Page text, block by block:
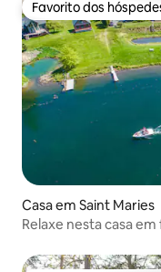
Favorito dos
Favorito dos
Casa em Saint Maries
Relaxe nesta casa